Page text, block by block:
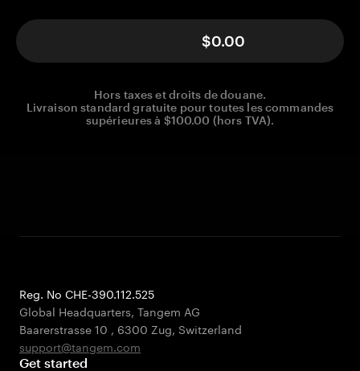
$0.00
Hors taxes et droits de douane.
Livraison standard gratuite pour toutes les commandes
supérieures à $100.00 (hors TVA).
Reg. No CHE-390.112.525
Global Headquarters, Tangem AG
Baarerstrasse 10 , 6300 Zug, Switzerland
support@tangem.com
Get started